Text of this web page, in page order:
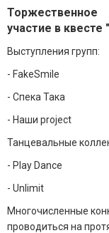
Торжественное
участие в квесте
Выступления групп:
- FakeSmile
- Спека Така
- Наши project
Танцевальные
- Play Dance
- Unlimit
Многочисленные
проводиться на